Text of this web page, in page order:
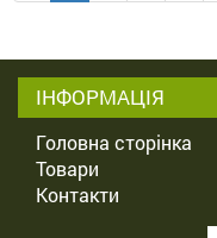
ІНФОРМАЦІЯ
Головна сторінка
Товари
Контакти